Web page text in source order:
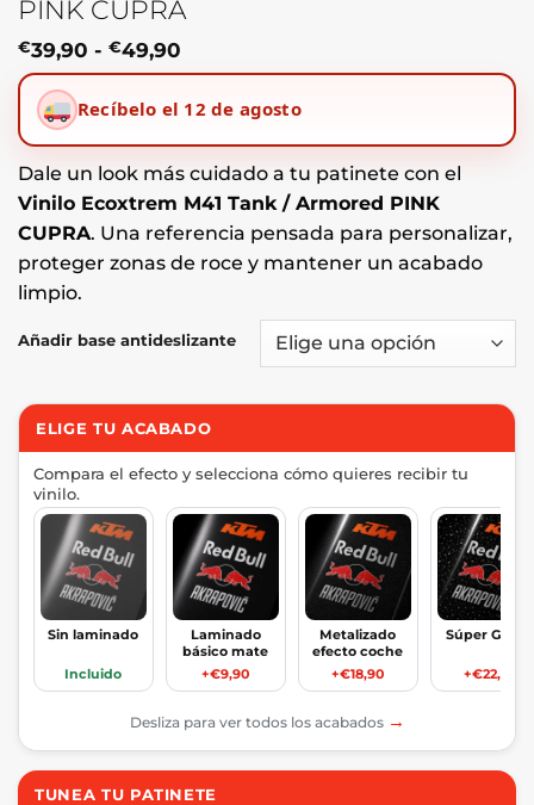
PINK CUPRA
€39,90 - €49,90
de
desde
hasta
€49,90
Recíbelo el 12 de agosto
Dale un look más cuidado a tu patinete con el
Vinilo Ecoxtrem M41 Tank / Armored PINK
CUPRA. Una referencia pensada para personalizar,
proteger zonas de roce y mantener un acabado
limpio.
Añadir base antideslizante
ELIGE TU ACABADO
Compara el efecto y selecciona cómo quieres recibir tu
vinilo.
Sin laminado
Incluido
Laminado
básico mate
+€9,90
Metalizado
efecto coche
+€18,90
Súper Glitter
+€22,90
Desliza para ver todos los acabados →
TUNEA TU PATINETE